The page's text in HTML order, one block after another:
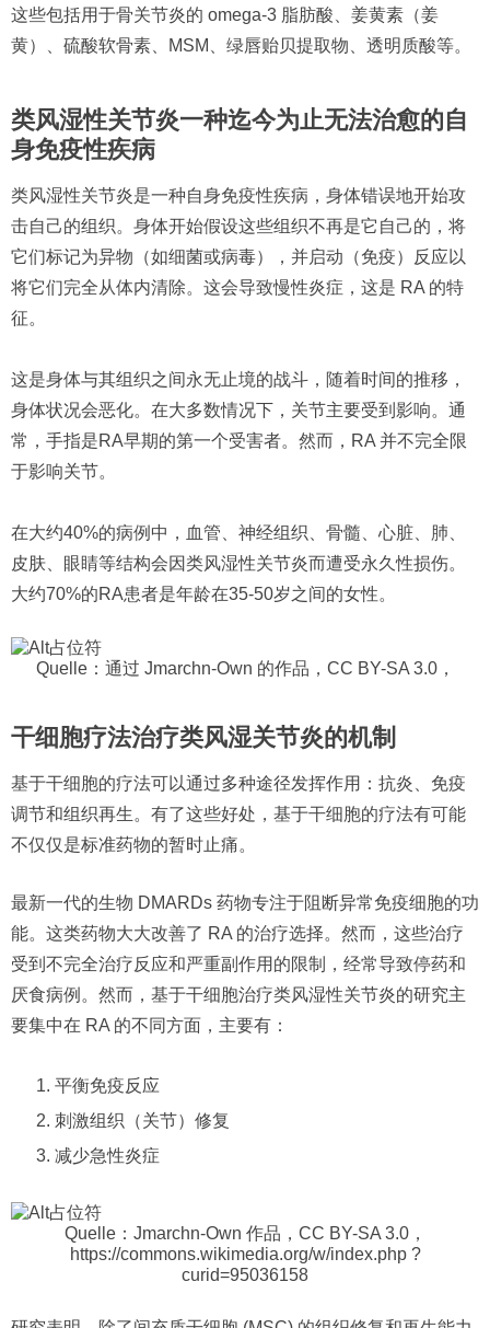
这些包括用于骨关节炎的 omega-3 脂肪酸、姜黄素（姜
黄）、硫酸软骨素、MSM、绿唇贻贝提取物、透明质酸等。
类风湿性关节炎一种迄今为止无法治愈的自
身免疫性疾病
类风湿性关节炎是一种自身免疫性疾病，身体错误地开始攻
击自己的组织。身体开始假设这些组织不再是它自己的，将
它们标记为异物（如细菌或病毒），并启动（免疫）反应以
将它们完全从体内清除。这会导致慢性炎症，这是 RA 的特
征。
这是身体与其组织之间永无止境的战斗，随着时间的推移，
身体状况会恶化。在大多数情况下，关节主要受到影响。通
常，手指是RA早期的第一个受害者。然而，RA 并不完全限
于影响关节。
在大约40%的病例中，血管、神经组织、骨髓、心脏、肺、
皮肤、眼睛等结构会因类风湿性关节炎而遭受永久性损伤。
大约70%的RA患者是年龄在35-50岁之间的女性。
Quelle：通过 Jmarchn-Own 的作品，CC BY-SA 3.0，
干细胞疗法治疗类风湿关节炎的机制
基于干细胞的疗法可以通过多种途径发挥作用：抗炎、免疫
调节和组织再生。有了这些好处，基于干细胞的疗法有可能
不仅仅是标准药物的暂时止痛。
最新一代的生物 DMARDs 药物专注于阻断异常免疫细胞的功
能。这类药物大大改善了 RA 的治疗选择。然而，这些治疗
受到不完全治疗反应和严重副作用的限制，经常导致停药和
厌食病例。然而，基于干细胞治疗类风湿性关节炎的研究主
要集中在 RA 的不同方面，主要有：
平衡免疫反应
刺激组织（关节）修复
减少急性炎症
Quelle：Jmarchn-Own 作品，CC BY-SA 3.0，
https://commons.wikimedia.org/w/index.php ?
curid=95036158